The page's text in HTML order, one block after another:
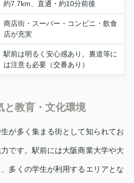
約7.7km、直通・約10分前後
商店街・スーパー・コンビニ・飲食
店が充実
駅前は明るく安心感あり。裏道等に
は注意も必要（交番あり）
と教育・文化環境
が多く集まる街として知られてお
です。駅前には大阪商業大学や大
多くの学生が利用するエリアとな